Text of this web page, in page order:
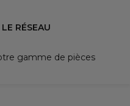
RÉSEAU
gamme de pièces